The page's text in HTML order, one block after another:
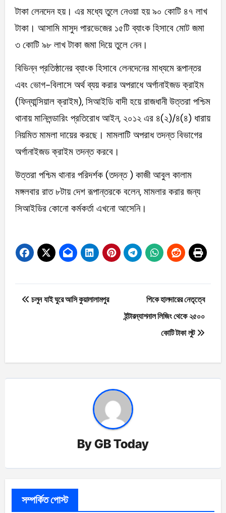
টাকা লেনদেন হয়। এর মধ্যে তুলে নেওয়া হয় ৯০ কোটি ৪৭ লাখ
টাকা। আসামি মাসুদ পারভেজের ১৫টি ব্যাংক হিসাবে মোট জমা
৩ কোটি ৯৮ লাখ টাকা জমা দিয়ে তুলে নেন।
বিভিন্ন প্রতিষ্ঠানের ব্যাংক হিসাবে লেনদেনের মাধ্যমে রূপান্তর
এবং ভোগ-বিলাসে অর্থ ব্যয় করার অপরাধে অর্গানাইজড ক্রাইম
(ফিন্যান্সিয়াল ক্রাইম), সিআইডি বাদী হয়ে রাজধানী উত্তরা পশ্চিম
থানায় মানিলন্ডারিং প্রতিরোধ আইন, ২০১২ এর ৪(২)/৪(৪) ধারায়
নিয়মিত মামলা দায়ের করছে। মামলাটি অপরাধ তদন্ত বিভাগের
অর্গানাইজড ক্রাইম তদন্ত করবে।
উত্তরা পশ্চিম থানার পরিদর্শক (তদন্ত ) কাজী আবুল কালাম
মঙ্গলবার রাত ৮টায় দেশ রূপান্তরকে বলেন, মামলার করার জন্য
সিআইডির কোনো কর্মকর্তা এখনো আসেনি।
Post
চলুন যাই ঘুরে আসি কুয়ালালামপুর
পিকে হালদারের নেতৃত্বে
ইন্টারন্যাশনাল লিজিং থেকে ২৫০০
কোটি টাকা লুট
ByGB Today
সম্পর্কিত পোস্ট